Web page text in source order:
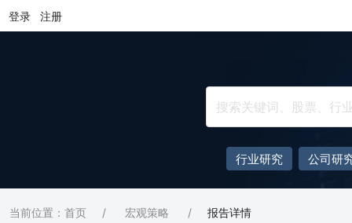
登录 注册
行业研究 公司研
当前位置：首页 / 宏观策略 / 报告详情